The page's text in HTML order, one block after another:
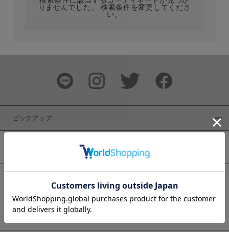
ブランド
りませんでした。 検索条件を変更してくださ
い。
ピックアップ
予約商品